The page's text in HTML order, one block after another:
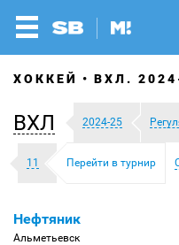
ХОККЕЙ ВХЛ.
ВХЛ 2024-25
11 Перейти в турнир
Нефтяник
Альметьевск